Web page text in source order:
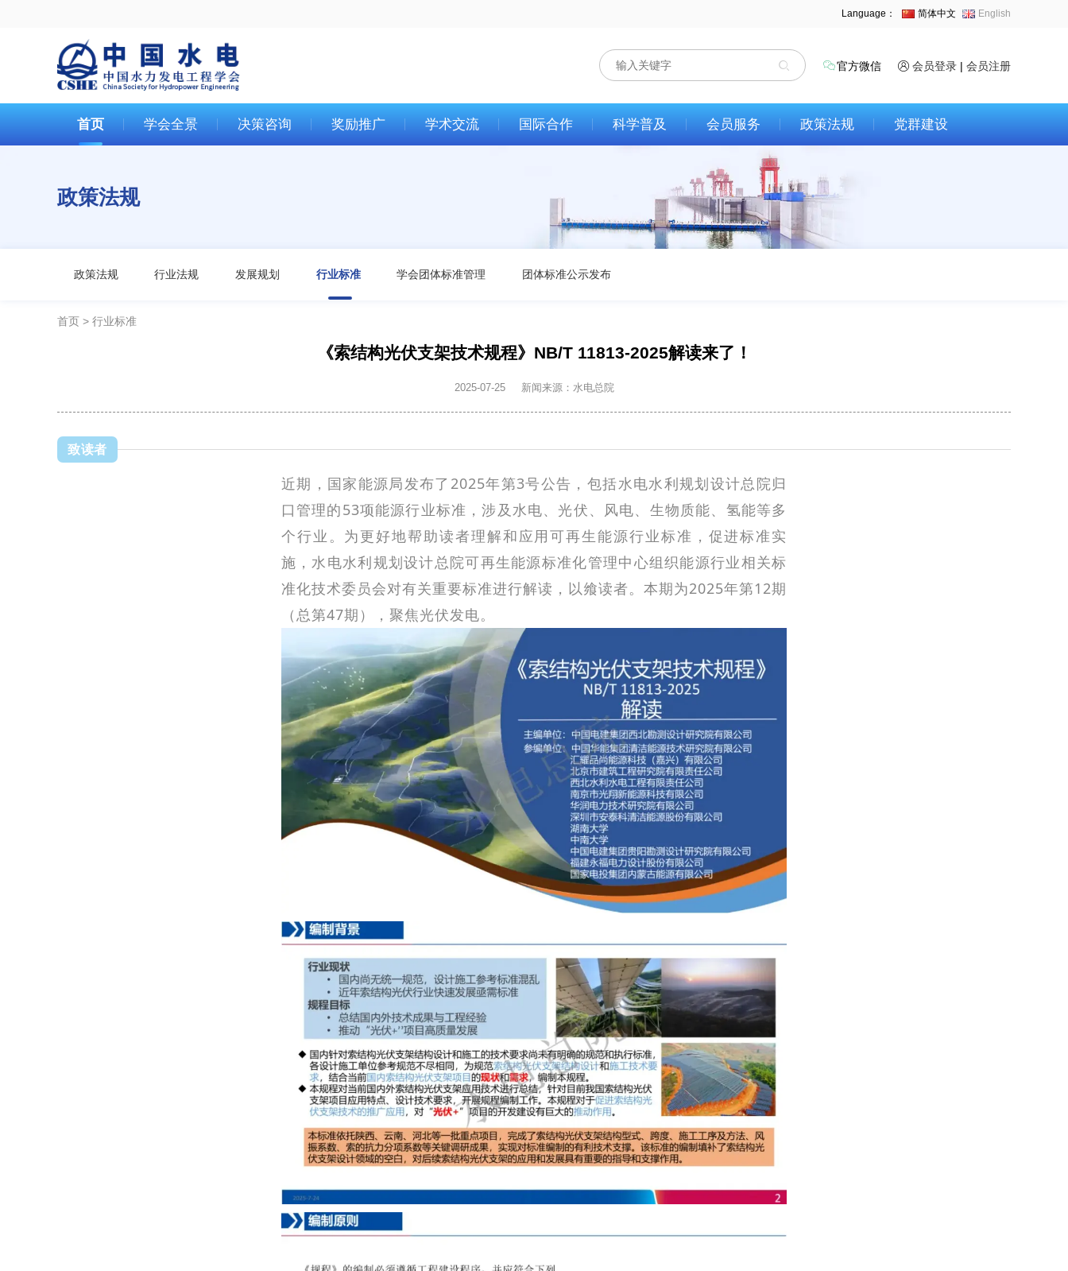
Language： 简体中文 English
官方微信 会员登录 | 会员注册
首页 学会全景 决策咨询 奖励推广 学术交流 国际合作 科学普及 会员服务 政策法规 党群建设
政策法规
政策法规 行业法规 发展规划 行业标准 学会团体标准管理 团体标准公示发布
首页 行业标准
《索结构光伏支架技术规程》NB/T 11813-2025解读来了！
2025-07-25 新闻来源：水电总院
致读者
近期，国家能源局发布了2025年第3号公告，包括水电水利规划设计总院归
口管理的53项能源行业标准，涉及水电、光伏、风电、生物质能、氢能等多
个行业。为更好地帮助读者理解和应用可再生能源行业标准，促进标准实
施，水电水利规划设计总院可再生能源标准化管理中心组织能源行业相关标
准化技术委员会对有关重要标准进行解读，以飨读者。本期为2025年第12期
（总第47期），聚焦光伏发电。